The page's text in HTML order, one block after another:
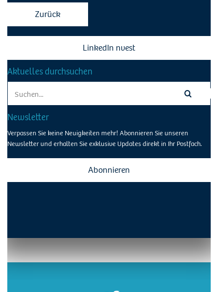
Zurück
LinkedIn nvest
Aktuelles durchsuchen
for:
Newsletter
Verpassen Sie keine Neuigkeiten mehr! Abonnieren Sie unseren
Newsletter und erhalten Sie exklusive Updates direkt in Ihr Postfach.
Abonnieren